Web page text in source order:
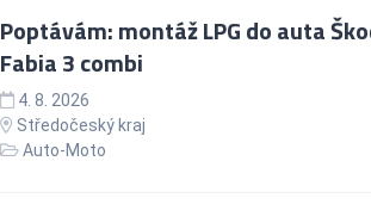
Poptávám: montáž LPG do auta
Fabia 3 combi
4. 8. 2026
Středočeský kraj
Auto-Moto